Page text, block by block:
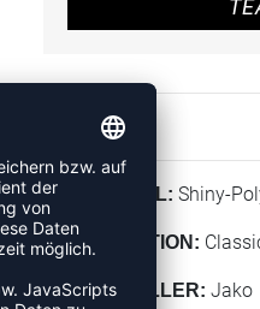
MATERIAL: Shiny-
KOLLEKTION:
HERSTELLER: Jako